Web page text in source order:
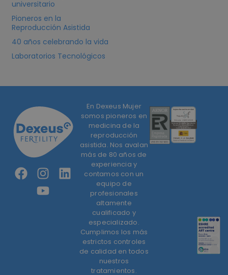
universitario
Pioneros en la
Reproducción Asistida
40 años celebrando la vida
Laboratorios Tecnológicos
En Dexeus Mujer
somos pioneros en
medicina de la
reproducción
asistida. Nos avalan
más de 80 años de
experiencia y
contamos con un
equipo de
profesionales
altamente
cualificado y
especializado.
Cumplimos los más
estrictos controles
de calidad en todos
nuestros
tratamientos.